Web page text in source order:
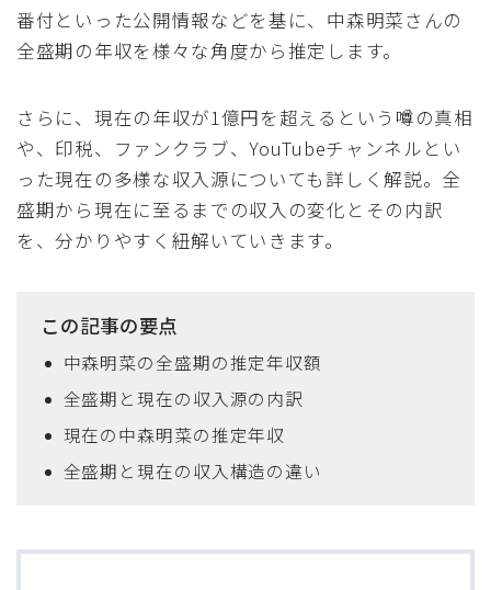
番付といった公開情報などを基に、中森明菜さんの
全盛期の年収を様々な角度から推定します。
さらに、現在の年収が1億円を超えるという噂の真相
や、印税、ファンクラブ、YouTubeチャンネルとい
った現在の多様な収入源についても詳しく解説。全
盛期から現在に至るまでの収入の変化とその内訳
を、分かりやすく紐解いていきます。
この記事の要点
中森明菜の全盛期の推定年収額
全盛期と現在の収入源の内訳
現在の中森明菜の推定年収
全盛期と現在の収入構造の違い